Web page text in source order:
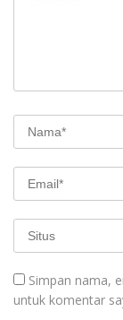
Simpan nama,
untuk komentar